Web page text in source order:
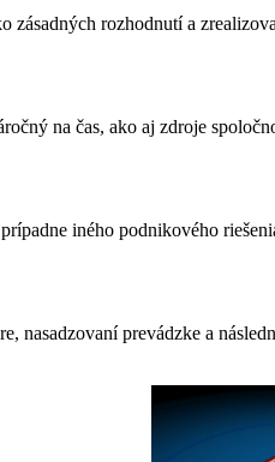
rozhodnutí a
na čas, ako aj zdroje
iného podnikového
nasadzovaní prevádzke a